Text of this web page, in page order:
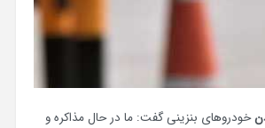
خودروهای بنزینی گفت: ما در حال مذاکره و